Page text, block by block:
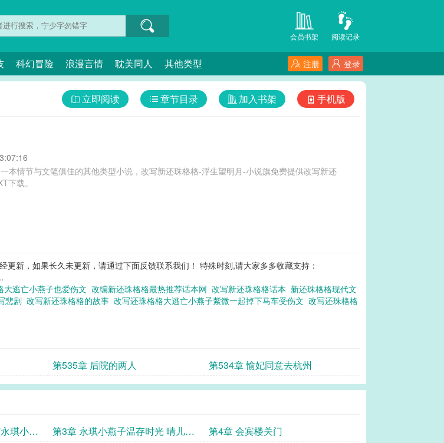
阅读记录
会员书架
科幻冒险 浪漫言情 耽美同人 其他类型 登录
注册
手机版
加入书架
章节目录
立即阅读
本情节与文笔俱佳的其他类型小说，改写新还珠格格-浮生望明月-小说旗免费提供改写新还
下载。
更新，如果长久未更新，请通过下面反馈联系我们！ 特殊时刻,请大家多多收藏支持：
大逃亡小燕子也爱伤文 改编新还珠格格最热推荐话本网 改写新还珠格格话本 新还珠格格现代文
悲剧 改写新还珠格格的故事 改写还珠格格大逃亡小燕子紫微一起掉下马车受伤文 改写还珠格格
第535章 后院的两人 第534章 愉妃同意去杭州
琪小燕
第3章 永琪小燕子温存时光 晴儿班
第4章 会宾楼关门